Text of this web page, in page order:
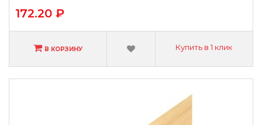
172.20 ₽
В КОРЗИНУ Купить в 1 клик